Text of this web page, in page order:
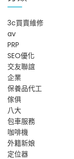
3c買賣維修
av
PRP
SEO優化
交友聯誼
企業
保養品代工
傢俱
八大
包車服務
咖啡機
外籍新娘
定位器